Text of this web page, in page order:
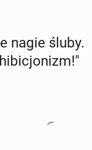
nagie śluby.